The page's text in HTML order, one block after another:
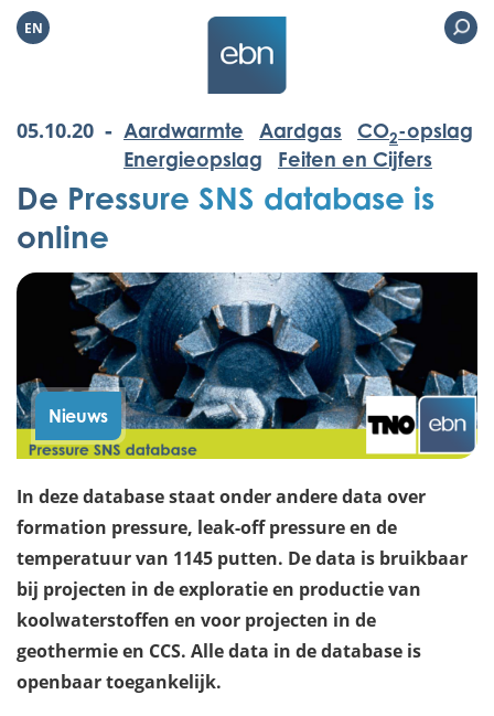
EN
05.10.20 - Aardwarmte Aardgas CO2-opslag
Energieopslag
Feiten en Cijfers
De Pressure SNS database is
online
Nieuws
In deze database staat onder andere data over
formation pressure, leak-off pressure en de
temperatuur van 1145 putten. De data is bruikbaar
bij projecten in de exploratie en productie van
koolwaterstoffen en voor projecten in de
geothermie en CCS. Alle data in de database is
openbaar toegankelijk.